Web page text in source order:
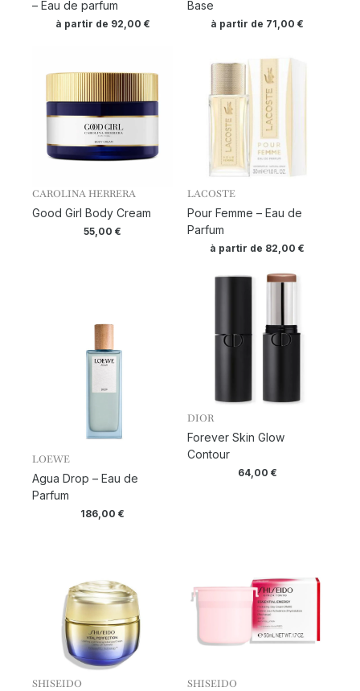
– Eau de parfum
à partir de 92,00 €
Base
à partir de 71,00€
CAROLINA HERRERA
Good Girl Body Cream
55,00€
LACOSTE
Pour Femme – Eau de
Parfum
à partir de 82,00€
LOEWE
Agua Drop – Eau de
Parfum
186,00€
DIOR
Forever Skin Glow
Contour
64,00 €
SHISEIDO SHISEIDO